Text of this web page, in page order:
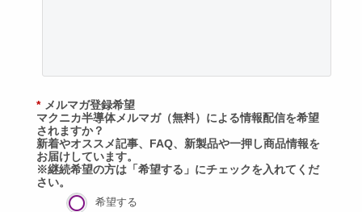
* メルマガ登録希望
マクニカ半導体メルマガ（無料）による情報配信を希望
されますか？
新着やオススメ記事、FAQ、新製品や一押し商品情報を
お届けしています。
※継続希望の方は「希望する」にチェックを入れてくだ
さい。
希望する